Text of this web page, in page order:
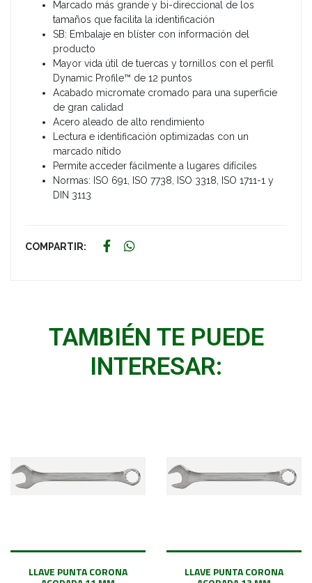
Marcado más grande y bi-direccional de los
tamaños que facilita la identificación
SB: Embalaje en blíster con información del
producto
Mayor vida útil de tuercas y tornillos con el perfil
Dynamic Profile™ de 12 puntos
Acabado micromate cromado para una superficie
de gran calidad
Acero aleado de alto rendimiento
Lectura e identificación optimizadas con un
marcado nítido
Permite acceder fácilmente a lugares difíciles
Normas: ISO 691, ISO 7738, ISO 3318, ISO 1711-1 y
DIN 3113
COMPARTIR:
TAMBIÉN TE PUEDE
INTERESAR:
LLAVE PUNTA CORONA LLAVE PUNTA CORONA